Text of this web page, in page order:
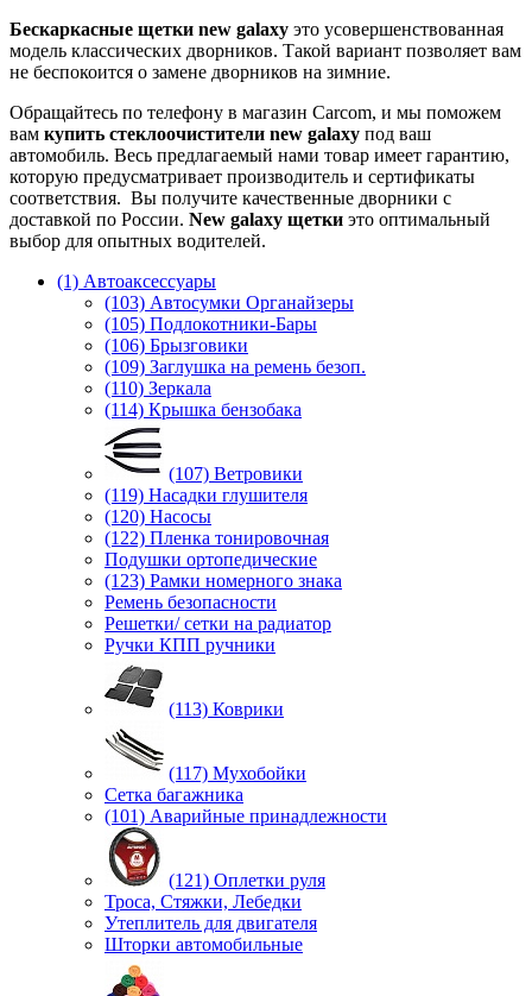
Бескаркасные щетки new galaxy это усовершенствованная
модель классических дворников. Такой вариант позволяет вам
не беспокоится о замене дворников на зимние.
Обращайтесь по телефону в магазин Carcom, и мы поможем
вам купить стеклоочистители new galaxy под ваш
автомобиль. Весь предлагаемый нами товар имеет гарантию,
которую предусматривает производитель и сертификаты
соответствия. Вы получите качественные дворники с
доставкой по России. New galaxy щетки это оптимальный
выбор для опытных водителей.
(1) Автоаксессуары
(103) Автосумки Органайзеры
(105) Подлокотники-Бары
(106) Брызговики
(109) Заглушка на ремень безоп.
(110) Зеркала
(114) Крышка бензобака
(107) Ветровики
(119) Насадки глушителя
(120) Насосы
(122) Пленка тонировочная
Подушки ортопедические
(123) Рамки номерного знака
Ремень безопасности
Решетки/ сетки на радиатор
Ручки КПП ручники
(113) Коврики
(117) Мухобойки
Сетка багажника
(101) Аварийные принадлежности
(121) Оплетки руля
Троса, Стяжки, Лебедки
Утеплитель для двигателя
Шторки автомобильные